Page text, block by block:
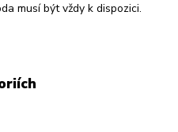
musí být vždy k dispozici.